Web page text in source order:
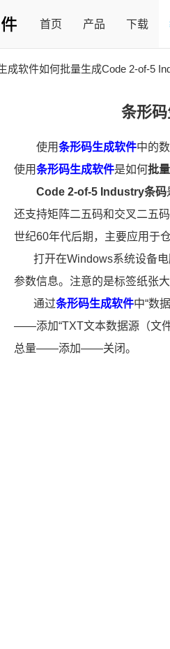
首页 产品 下载
成软件如何批量生成Code 2-of-5
条形
使用条形码生成软件中的
使用条形码生成软件是如何批
Code 2-of-5 Industry条码
还支持矩阵二五码和交叉二五
世纪60年代后期，主要应用于
打开在Windows系统设备电
参数信息。注意的是标签纸张
通过条形码生成软件中“数
——添加“TXT文本数据源（文
总量——添加——关闭。